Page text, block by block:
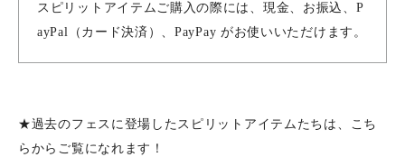
スピリットアイテムご購入の際には、現金、お振込、P
ayPal（カード決済）、PayPay がお使いいただけます。
★過去のフェスに登場したスピリットアイテムたちは、こち
らからご覧になれます！